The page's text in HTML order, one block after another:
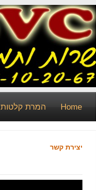
Home המרת קלטות
יצירת קשר